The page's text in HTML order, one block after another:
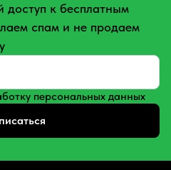
доступ к бесплатным
спам и не продаем
персональных данных